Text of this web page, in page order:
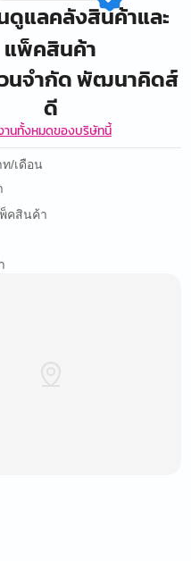
แลคลังสินค้าและ
แพ็คสินค้า
นจำกัด พัฒนาคิดส์
ดี
านทั้งหมดของบริษัทนี้
/เดือน
คสินค้า